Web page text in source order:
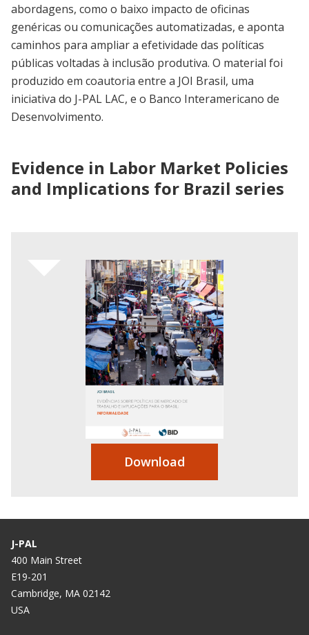
abordagens, como o baixo impacto de oficinas
genéricas ou comunicações automatizadas, e aponta
caminhos para ampliar a efetividade das políticas
públicas voltadas à inclusão produtiva. O material foi
produzido em coautoria entre a JOI Brasil, uma
iniciativa do J-PAL LAC, e o Banco Interamericano de
Desenvolvimento.
Evidence in Labor Market Policies
and Implications for Brazil series
Download
J-PAL
400 Main Street
E19-201
Cambridge, MA 02142
USA